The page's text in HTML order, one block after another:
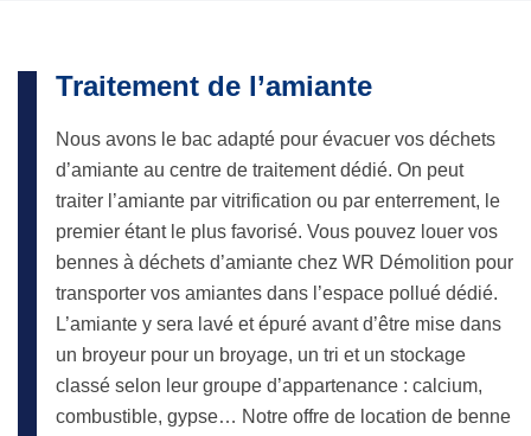
Traitement de l’amiante
Nous avons le bac adapté pour évacuer vos déchets
d’amiante au centre de traitement dédié. On peut
traiter l’amiante par vitrification ou par enterrement, le
premier étant le plus favorisé. Vous pouvez louer vos
bennes à déchets d’amiante chez WR Démolition pour
transporter vos amiantes dans l’espace pollué dédié.
L’amiante y sera lavé et épuré avant d’être mise dans
un broyeur pour un broyage, un tri et un stockage
classé selon leur groupe d’appartenance : calcium,
combustible, gypse… Notre offre de location de benne